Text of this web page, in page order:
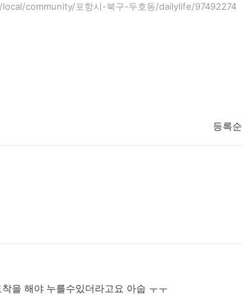
community/포항시-북구-두호동/dailylife/97492274
등록순
을 해야 누를수있더라고요 아숩 ㅜㅜ